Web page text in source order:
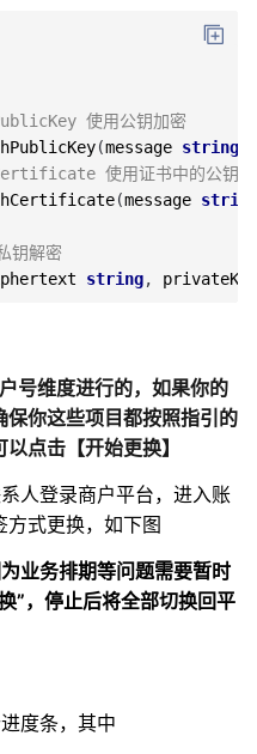
使用公钥加密
(message string
使用证书中的公钥加
(message string
钥解密
string, privateKey
号维度进行的，如果你的
你这些项目都按照指引的
点击【开始更换】
人登录商户平台，进入账
方式更换，如下图
业务排期等问题需要暂时
”，停止后将全部切换回平
度条，其中